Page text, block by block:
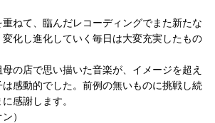
ねて、臨んだレコーディングでまた新たな
化し進化していく毎日は大変充実したもの
の店で思い描いた音楽が、イメージを超え
感動的でした。前例の無いものに挑戦し続
感謝します。
）